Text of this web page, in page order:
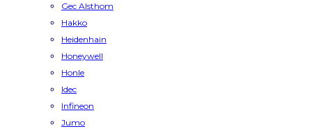
Gec Alsthom
Hakko
Heidenhain
Honeywell
Honle
Idec
Infineon
Jumo